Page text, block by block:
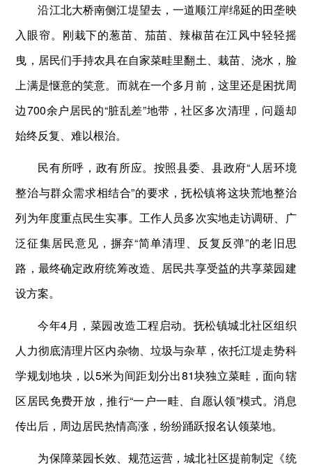
沿江北大桥南侧江堤望去，一道顺江岸绵延的田垄映
入眼帘。刚栽下的葱苗、茄苗、辣椒苗在江风中轻轻摇
曳，居民们手持农具在自家菜畦里翻土、栽苗、浇水，脸
上满是惬意的笑意。而就在一个多月前，这里还是困扰周
边700余户居民的“脏乱差”地带，社区多次清理，问题却
始终反复、难以根治。
民有所呼，政有所应。按照县委、县政府“人居环境
整治与群众需求相结合”的要求，抚松镇将这块荒地整治
列为年度重点民生实事。工作人员多次实地走访调研、广
泛征集居民意见，摒弃“简单清理、反复反弹”的老旧思
路，最终确定政府统筹改造、居民共享受益的共享菜园建
设方案。
今年4月，菜园改造工程启动。抚松镇城北社区组织
人力彻底清理片区内杂物、垃圾与杂草，依托江堤走势科
学规划地块，以5米为间距划分出81块独立菜畦，面向辖
区居民免费开放，推行“一户一畦、自愿认领”模式。消息
传出后，周边居民热情高涨，纷纷踊跃报名认领菜地。
为保障菜园长效、规范运营，城北社区提前制定《统